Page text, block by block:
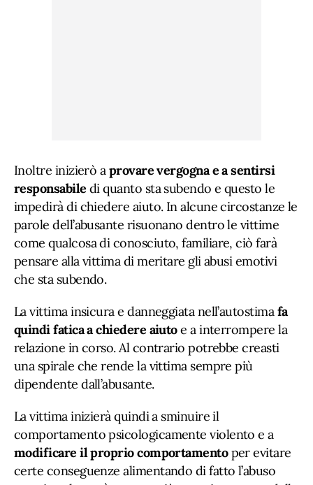
Inoltre inizierò aprovare vergogna e a sentirsi
responsabile di quanto sta subendo e questo le
impedirà di chiedere aiuto. In alcune circostanze le
parole dell’abusante risuonano dentro le vittime
come qualcosa di conosciuto, familiare, ciò farà
pensare alla vittima di meritare gli abusi emotivi
che sta subendo.
La vittima insicura e danneggiata nell’autostimafa
quindi fatica a chiedere aiutoe a interrompere la
relazione in corso. Al contrario potrebbe creasti
una spirale che rende la vittima sempre più
dipendente dall’abusante.
La vittima inizierà quindi a sminuire il
comportamento psicologicamente violento e a
modificare il proprio comportamentoper evitare
certe conseguenze alimentando di fatto l’abuso